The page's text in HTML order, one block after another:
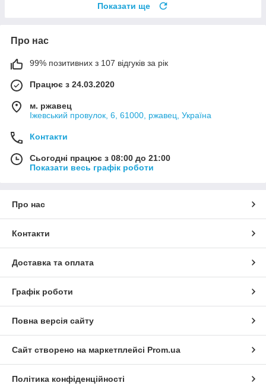
Показати ще
Про нас
99% позитивних з 107 відгуків за рік
Працює з 24.03.2020
м. ржавец
Іжевський провулок, 6, 61000, ржавец, Україна
Контакти
Сьогодні працює з 08:00 до 21:00
Показати весь графік роботи
Про нас
Контакти
Доставка та оплата
Графік роботи
Повна версія сайту
Сайт створено на маркетплейсі Prom.ua
Політика конфіденційності